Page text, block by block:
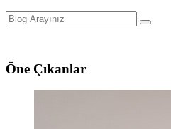
Öne Çıkanlar